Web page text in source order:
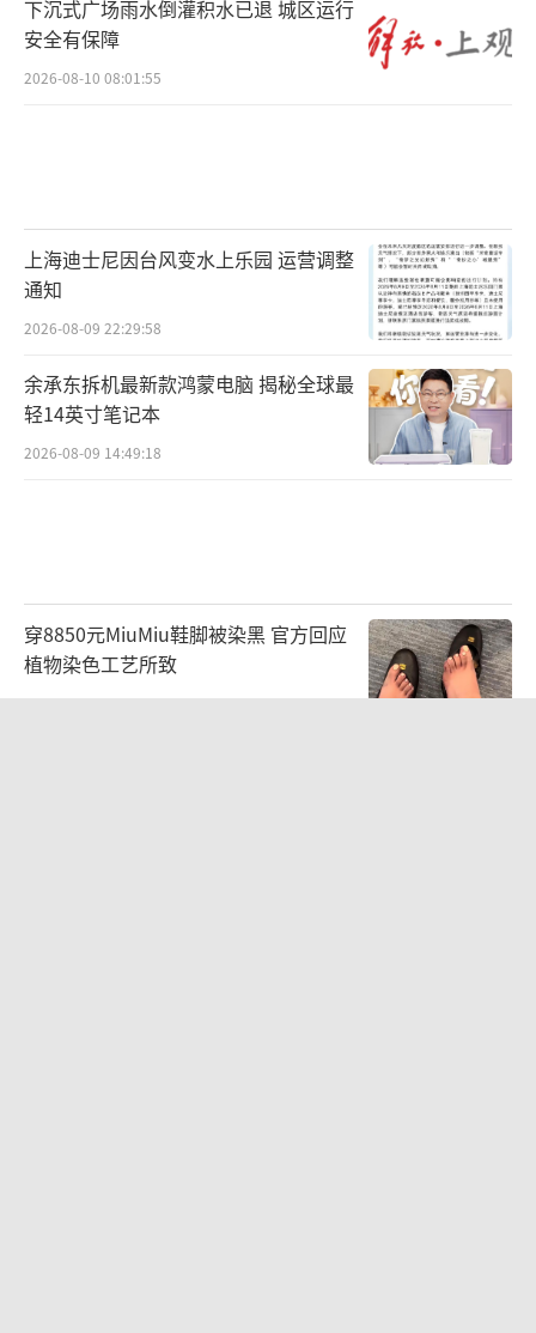
下沉式广场雨水倒灌积水已退 城区运行
安全有保障
2026-08-10 08:01:55
上海迪士尼因台风变水上乐园 运营调整
通知
2026-08-09 22:29:58
余承东拆机最新款鸿蒙电脑 揭秘全球最
轻14英寸笔记本
2026-08-09 14:49:18
穿8850元MiuMiu鞋脚被染黑 官方回应
植物染色工艺所致
2026-08-09 18:21:36